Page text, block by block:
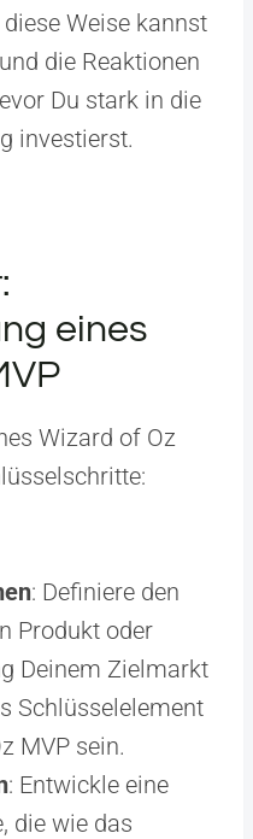
Weise kannst
die Reaktionen
Du stark in die
investierst.
eines
Wizard of Oz
: Definiere den
Produkt oder
Deinem Zielmarkt
Schlüsselelement
MVP sein.
: Entwickle eine
die wie das